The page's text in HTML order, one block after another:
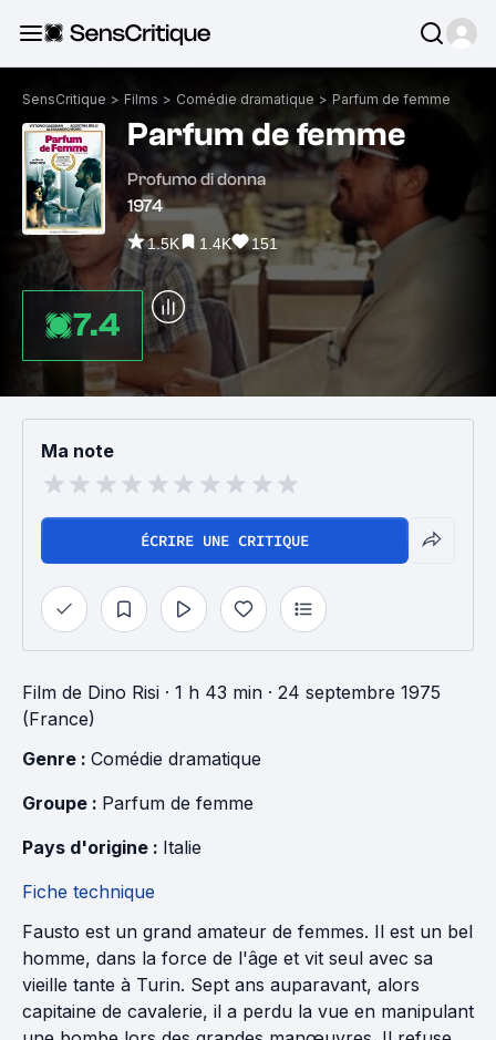
SensCritique > Films > Comédie dramatique > Parfum de femme
Parfum de femme
Profumo di donna
1974
1.5K 1.4K 151
7.4
Ma note
ÉCRIRE UNE CRITIQUE
Film de Dino Risi · 1 h 43 min · 24 septembre 1975
(France)
Genre : Comédie dramatique
Groupe : Parfum de femme
Pays d'origine : Italie
Fiche technique
Fausto est un grand amateur de femmes. Il est un bel
homme, dans la force de l'âge et vit seul avec sa
vieille tante à Turin. Sept ans auparavant, alors
capitaine de cavalerie, il a perdu la vue en manipulant